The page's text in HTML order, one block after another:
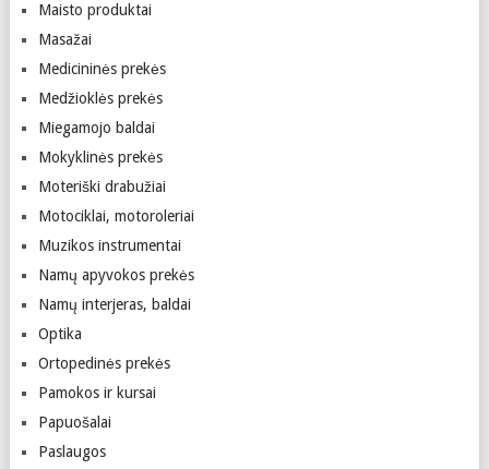
Maisto produktai
Masažai
Medicininės prekės
Medžioklės prekės
Miegamojo baldai
Mokyklinės prekės
Moteriški drabužiai
Motociklai, motoroleriai
Muzikos instrumentai
Namų apyvokos prekės
Namų interjeras, baldai
Optika
Ortopedinės prekės
Pamokos ir kursai
Papuošalai
Paslaugos